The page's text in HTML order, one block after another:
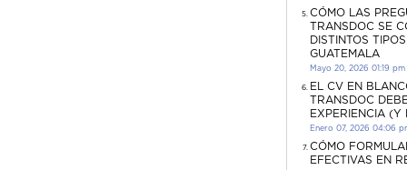
CÓMO LAS
TRANSDOC SE
DISTINTOS
GUATEMALA
Mayo 20, 2026 01:19 pm
EL CV EN
TRANSDOC
EXPERIENCIA (Y
Enero 07, 2026 04:06
CÓMO
EFECTIVAS EN